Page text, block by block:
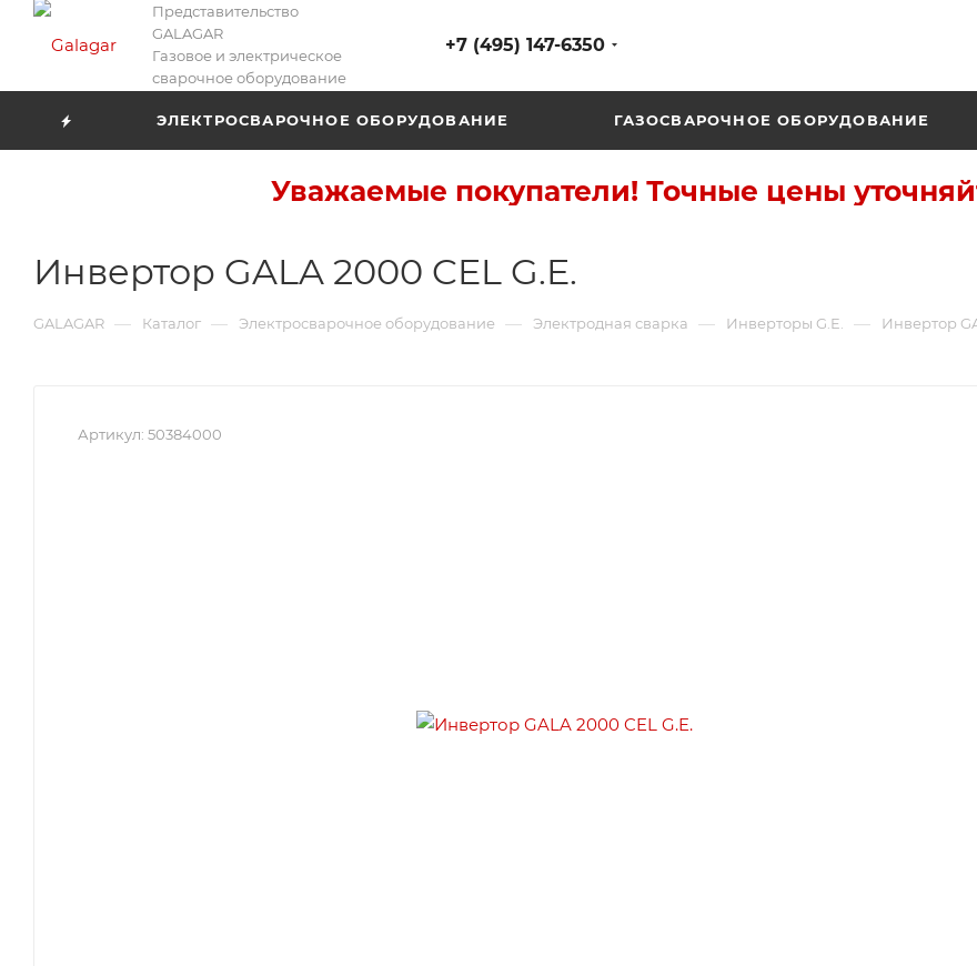
Представительство
GALAGAR
Газовое и электрическое
сварочное оборудование
+7 (495) 147-6350
ЭЛЕКТРОСВАРОЧНОЕ ОБОРУДОВАНИЕ ГАЗОСВАРОЧНОЕ ОБОРУДОВАНИЕ
Уважаемые покупатели! Точные цены
Инвертор GALA 2000 CEL G.E.
GALAGAR — Каталог — Электросварочное оборудование — Электродная сварка — Инверторы G.E. — Инвертор
Артикул: 50384000